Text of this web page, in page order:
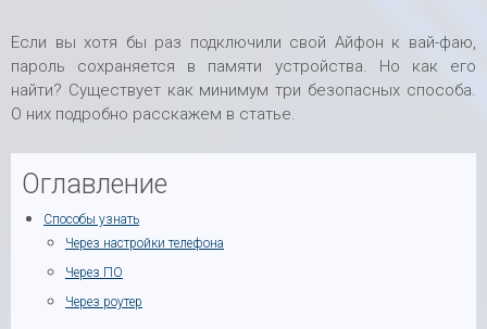
Если вы хотя бы раз подключили свой Айфон к вай-фаю,
пароль сохраняется в памяти устройства. Но как его
найти? Существует как минимум три безопасных способа.
О них подробно расскажем в статье.
Оглавление
Способы узнать
Через настройки телефона
Через ПО
Через роутер